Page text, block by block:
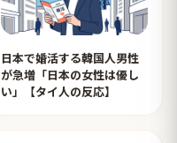
日本で婚活する韓国人男性
が急増「日本の女性は優し
い」【タイ人の反応】